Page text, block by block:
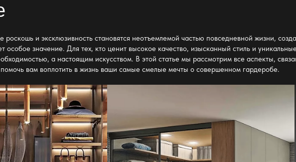
и эксклюзивность становятся неотъемлемой частью повседневной жизни,
особое значение. Для тех, кто ценит высокое качество, изысканный стиль и
а настоящим искусством. В этой статье мы рассмотрим все аспекты,
вам воплотить в жизнь ваши самые смелые мечты о совершенном гардеробе.